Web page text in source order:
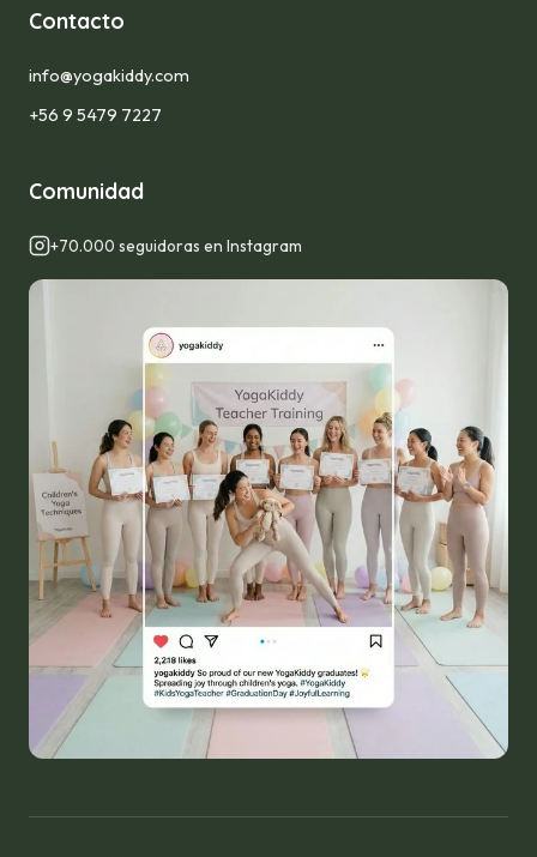
Contacto
info@yogakiddy.com
+56 9 5479 7227
Comunidad
+70.000 seguidoras en Instagram